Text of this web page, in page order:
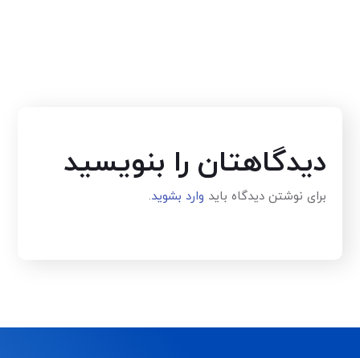
دیدگاهتان را بنویسید
برای نوشتن دیدگاه باید وارد بشوید.